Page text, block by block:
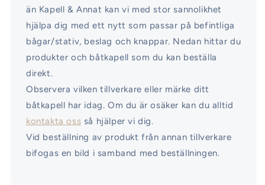
än Kapell & Annat kan vi med stor sannolikhet
hjälpa dig med ett nytt som passar på befintliga
bågar/stativ, beslag och knappar. Nedan hittar du
produkter och båtkapell som du kan beställa
direkt.
Observera vilken tillverkare eller märke ditt
båtkapell har idag. Om du är osäker kan du alltid
kontakta oss så hjälper vi dig.
Vid beställning av produkt från annan tillverkare
bifogas en bild i samband med beställningen.